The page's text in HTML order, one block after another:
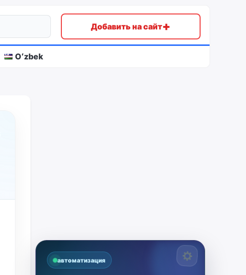
Добавить на сайт+
Oʻzbek
автоматизация